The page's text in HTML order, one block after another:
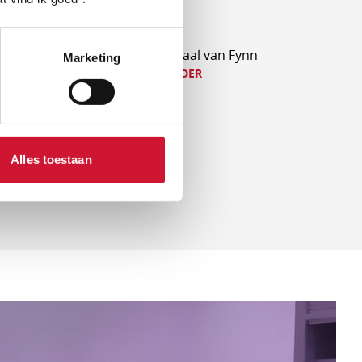
Marketing
Alles toestaan
Het verhaal van Fynn
LEES VERDER
verder